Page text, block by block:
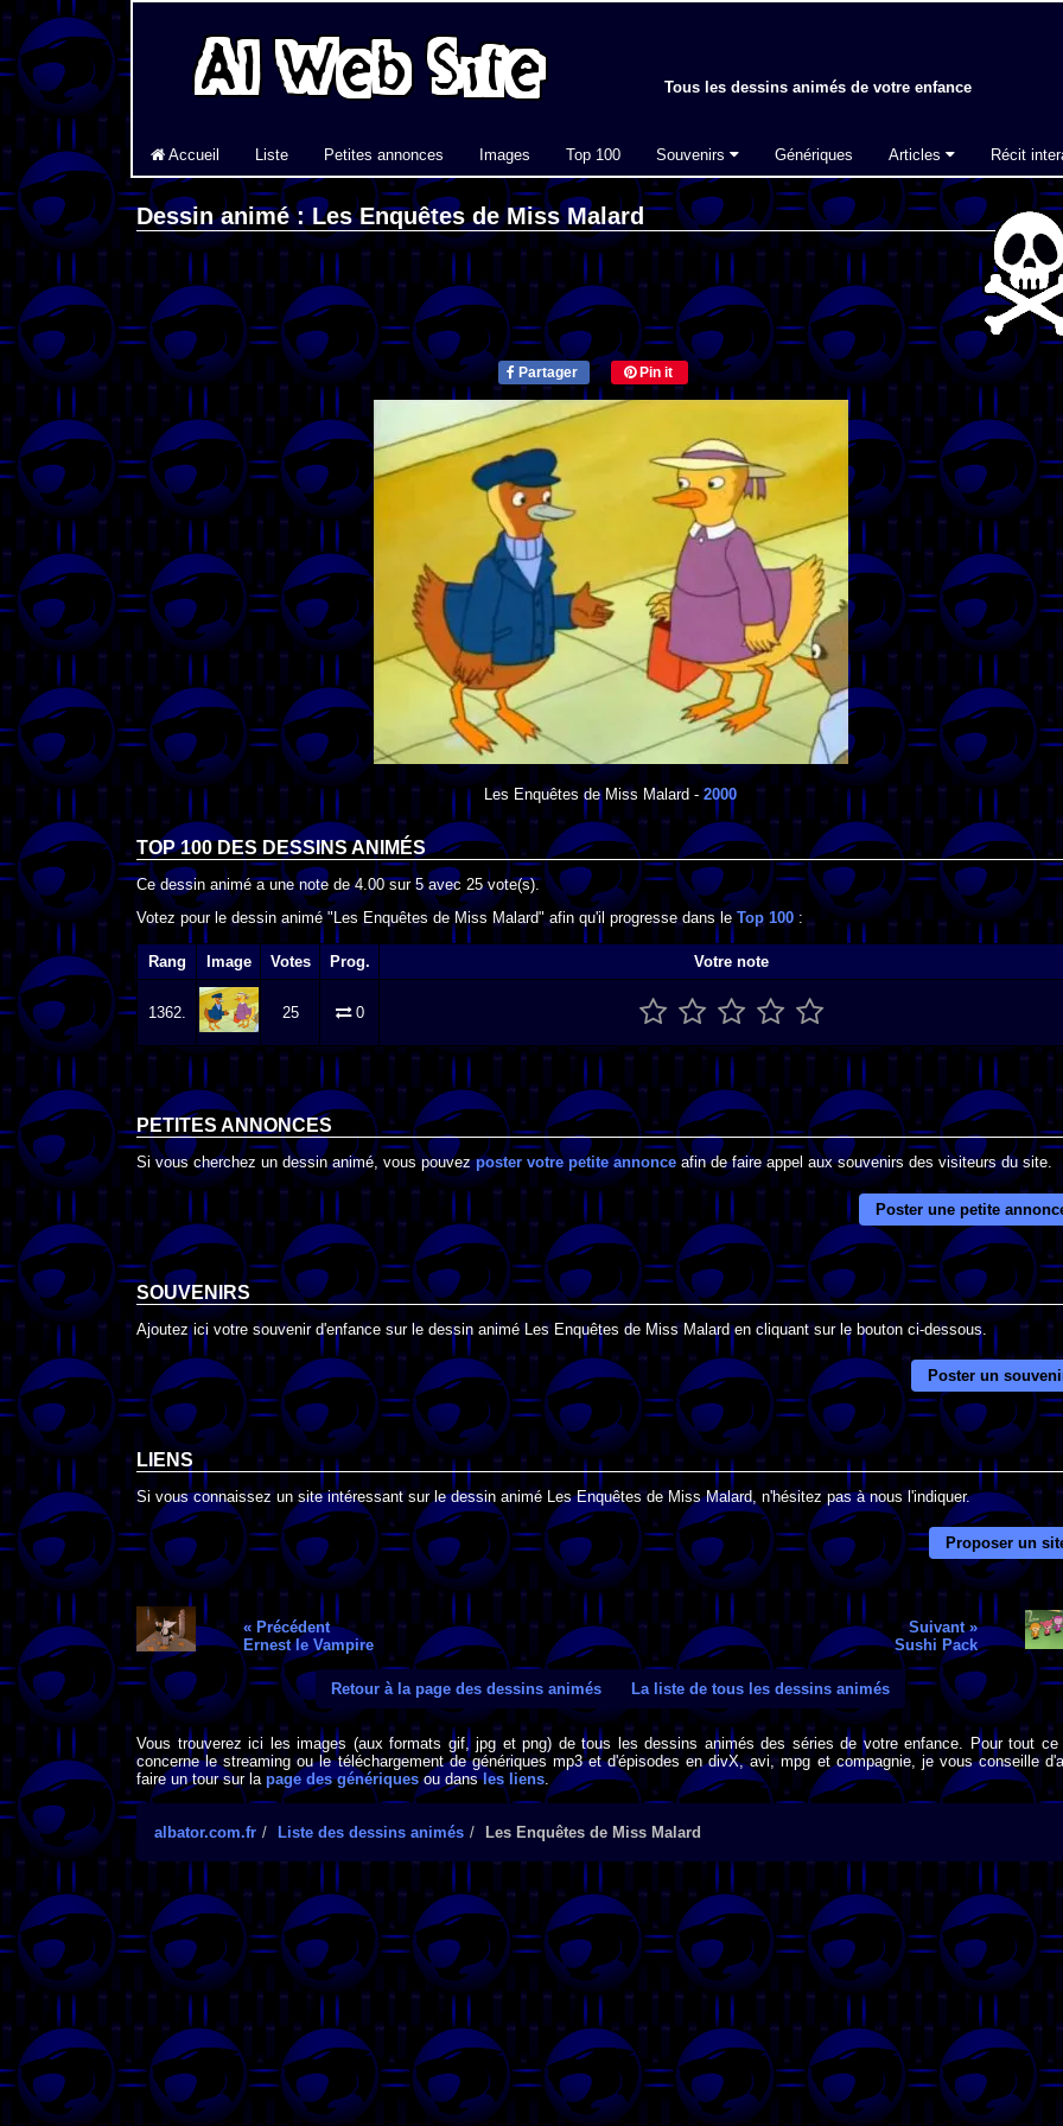
Tous les dessins animés de votre enfance
Accueil Liste Petites annonces Images Top 100 Souvenirs Génériques Articles Récit
Dessin animé : Les Enquêtes de Miss Malard
Partager Pin it
Les Enquêtes de Miss Malard -2000
TOP 100 DESDESSINS ANIMÉS
Ce dessin animé a une note de4.00sur5avec 25vote(s).
Votez pour le dessin animé "Les Enquêtes de Miss Malard" afin qu'il progresse dans leTop 100:
Rang Image Votes Prog. Votre note
1362. 25 0
PETITES ANNONCES
Si vous cherchez un dessin animé, vous pouvezposter votre petite annonceafin de faire appel aux souvenirs des visiteurs du site.
Poster une petite
SOUVENIRS
Ajoutez ici votre souvenir d'enfance sur le dessin animé Les Enquêtes de Miss Malard en cliquant sur le bouton ci-dessous.
Poster un
LIENS
Si vous connaissez un site intéressant sur le dessin animé Les Enquêtes de Miss Malard, n'hésitez pas à nous l'indiquer.
Proposer un
« Précédent
Ernest le Vampire
Suivant »
Sushi Pack
Retour à la page des dessins animés La liste de tous les dessins animés
Vous trouverez ici les images (aux formats gif, jpg et png) de tous les dessins animés des séries de votre enfance. Pour tout ce
concerne le streaming ou le téléchargement de génériques mp3 et d'épisodes en divX, avi, mpg et compagnie, je vous conseille
faire un tour sur la page des génériquesou dansles liens
albator.com.fr Liste des dessins animés Les Enquêtes de Miss Malard